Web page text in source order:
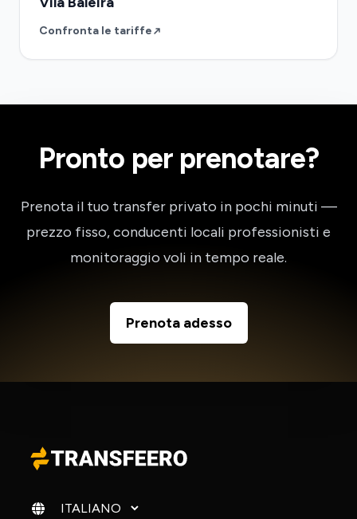
Confronta le tariffe
Pronto per prenotare?
Prenota il tuo transfer privato in pochi minuti —
prezzo fisso, conducenti locali professionisti e
monitoraggio voli in tempo reale.
Prenota adesso
Cambia lingua